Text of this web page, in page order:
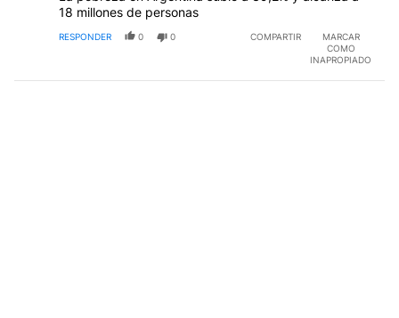
18 millones de personas
RESPONDER 0 0 COMPARTIR
MARCAR
COMO
INAPROPIADO